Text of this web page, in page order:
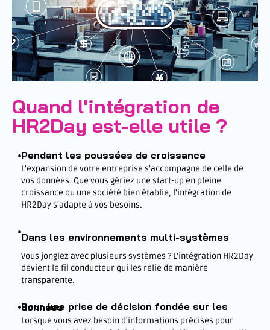
Quand l'intégration de
HR2Day est-elle utile ?
Pendant les poussées de croissance
L'expansion de votre entreprise s'accompagne de celle de
vos données. Que vous gériez une start-up en pleine
croissance ou une société bien établie, l'intégration de
HR2Day s'adapte à vos besoins.
Dans les environnements multi-systèmes
Vous jonglez avec plusieurs systèmes ? L'intégration HR2Day
devient le fil conducteur qui les relie de manière
transparente.
Pour une prise de décision fondée sur les données
Lorsque vous avez besoin d'informations précises pour